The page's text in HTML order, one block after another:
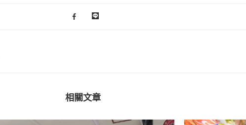
相關文章